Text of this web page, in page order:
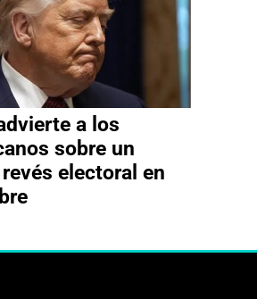
a los
sobre un
electoral en